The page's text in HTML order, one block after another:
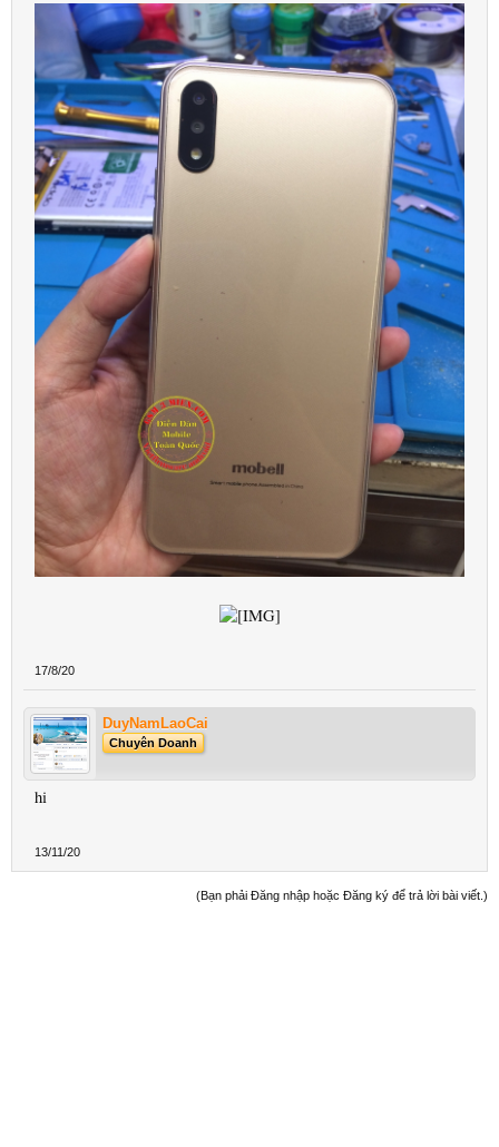
17/8/20
DuyNamLaoCai
Chuyên Doanh
hi
13/11/20
(Bạn phải Đăng nhập hoặc Đăng ký để trả lời bài viết.)